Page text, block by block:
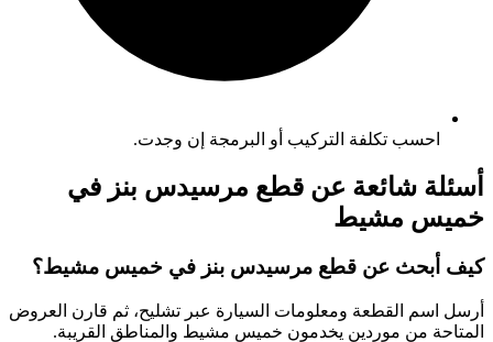
احسب تكلفة التركيب أو البرمجة إن وجدت.
أسئلة شائعة عن قطع مرسيدس بنز في
خميس مشيط
كيف أبحث عن قطع مرسيدس بنز في خميس مشيط؟
أرسل اسم القطعة ومعلومات السيارة عبر تشليح، ثم قارن العروض
المتاحة من موردين يخدمون خميس مشيط والمناطق القريبة.